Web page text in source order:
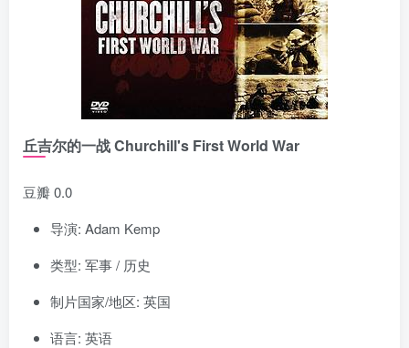
丘吉尔的一战 Churchill's First World War
豆瓣 0.0
导演: Adam Kemp
类型: 军事 / 历史
制片国家/地区: 英国
语言: 英语